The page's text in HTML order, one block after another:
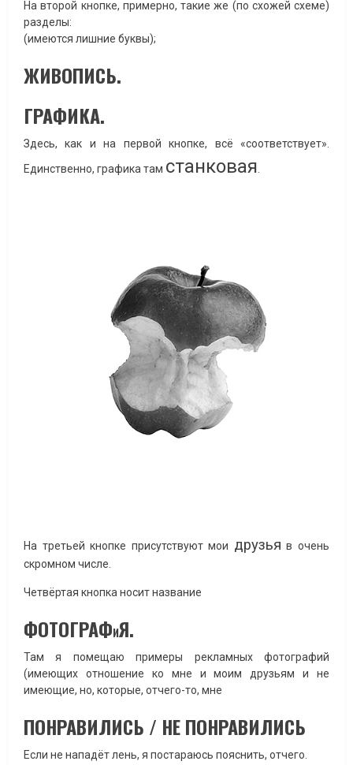
На второй кнопке, примерно, такие же (по схожей схеме)
разделы:
(имеются лишние буквы);
ЖИВОПИСЬ.
ГРАФИКА.
Здесь, как и на первой кнопке, всё «соответствует».
Единственно, графика там станковая
На третьей кнопке присутствуют мои друзья в очень
скромном числе.
Четвёртая кнопка носит название
ФОТОГРАФИЯ.
Там я помещаю примеры рекламных фотографий
(имеющих отношение ко мне и моим друзьям и не
имеющие, но, которые, отчего-то, мне
ПОНРАВИЛИСЬ / НЕ ПОНРАВИЛИСЬ
Если не нападёт лень, я постараюсь пояснить, отчего.